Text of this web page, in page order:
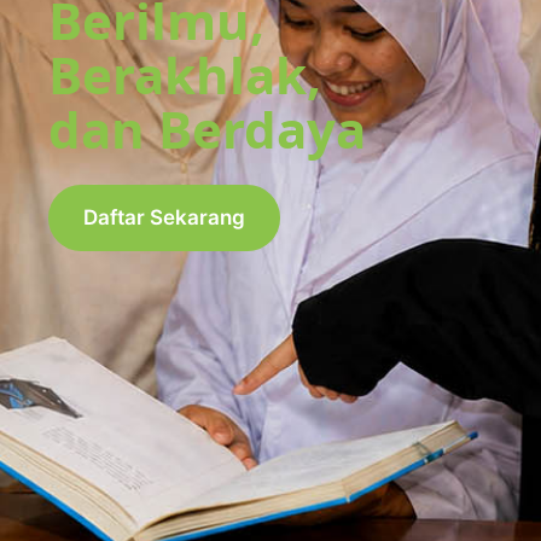
Berilmu,
Berakhlak,
dan Berdaya
Daftar Sekarang